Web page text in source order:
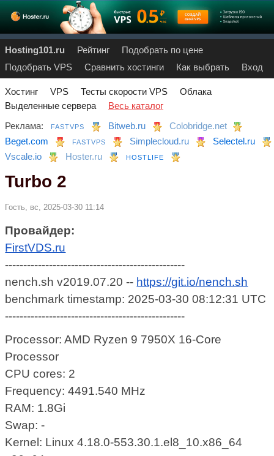
Hosting101.ru Рейтинг
Подобрать по цене
Подобрать VPS
Сравнить хостинги Как выбрать Вход
Хостинг VPS Тесты скорости VPS
Облака
Выделенные сервера
Весь каталог
Реклама:
FASTVPS Bitweb.ru
Colobridge.net
Beget.com
FASTVPS Simplecloud.ru
Selectel.ru
Vscale.io
Hoster.ru HOSTLIFE
Turbo 2
Гость, вс, 2025-03-30 11:14
Провайдер:
FirstVDS.ru
-------------------------------------------------
nench.sh v2019.07.20 -- https://git.io/nench.sh
benchmark timestamp: 2025-03-30 08:12:31 UTC
-------------------------------------------------
Processor: AMD Ryzen 9 7950X 16-Core
Processor
CPU cores: 2
Frequency: 4491.540 MHz
RAM: 1.8Gi
Swap: -
Kernel: Linux 4.18.0-553.30.1.el8_10.x86_64